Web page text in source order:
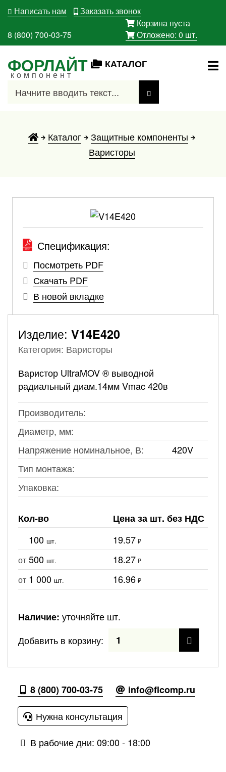
Написать нам Заказать звонок
8 (800) 700-03-75
Корзина пуста
Отложено: 0 шт.
ФОРЛАЙТ
компонент
КАТАЛОГ
Каталог
Защитные компоненты
Варисторы
Спецификация:
Посмотреть PDF
Скачать PDF
В новой вкладке
Изделие: V14E420
Категория: Варисторы
Варистор UltraMOV ® выводной
радиальный диам.14мм Vmac 420в
Производитель:
Диаметр, мм:
Напряжение номинальное, В:
420V
Тип монтажа:
Упаковка:
Кол-во
Цена за шт. без НДС
100 шт. 19.57 ₽
от 500 шт. 18.27 ₽
от 1 000 шт. 16.96 ₽
Наличие: уточняйте шт.
Добавить в корзину:
8 (800) 700-03-75
info@flcomp.ru
Нужна консультация
В рабочие дни: 09:00 - 18:00